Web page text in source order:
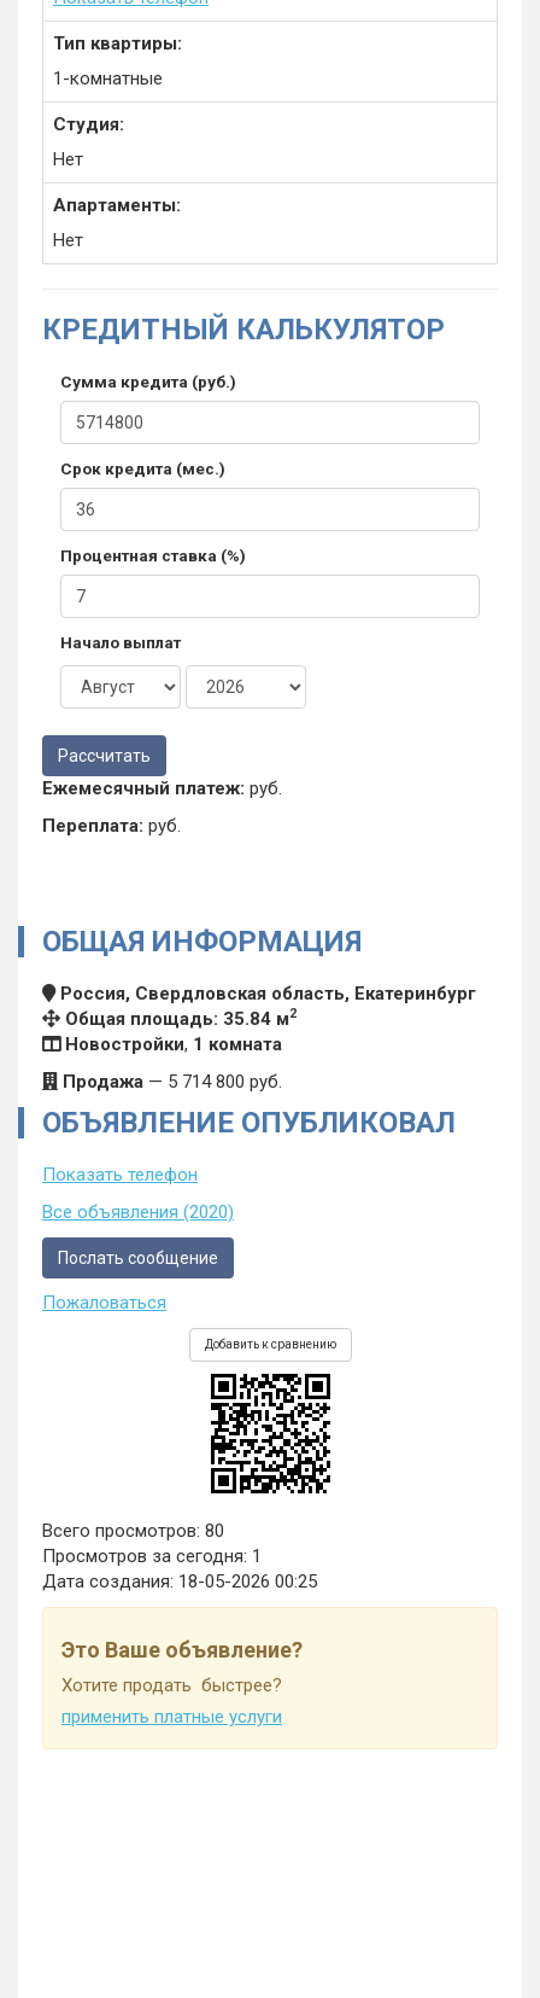
Тип квартиры:
1-комнатные
Студия:
Нет
Апартаменты:
Нет
КРЕДИТНЫЙ КАЛЬКУЛЯТОР
Сумма кредита (руб.)
Срок кредита (мес.)
Процентная ставка (%)
Начало выплат
Ежемесячный платеж: руб.
Переплата: руб.
ОБЩАЯ ИНФОРМАЦИЯ
Россия, Свердловская область, Екатеринбург
Общая площадь: 35.84 м2
Новостройки, 1 комната
Продажа — 5 714 800 руб.
ОБЪЯВЛЕНИЕ ОПУБЛИКОВАЛ
Показать телефон
Все объявления (2020)
Послать сообщение
Пожаловаться
Добавить к сравнению
Всего просмотров: 80
Просмотров за сегодня: 1
Дата создания: 18-05-2026 00:25
Это Ваше объявление?
Хотите продать быстрее?
применить платные услуги